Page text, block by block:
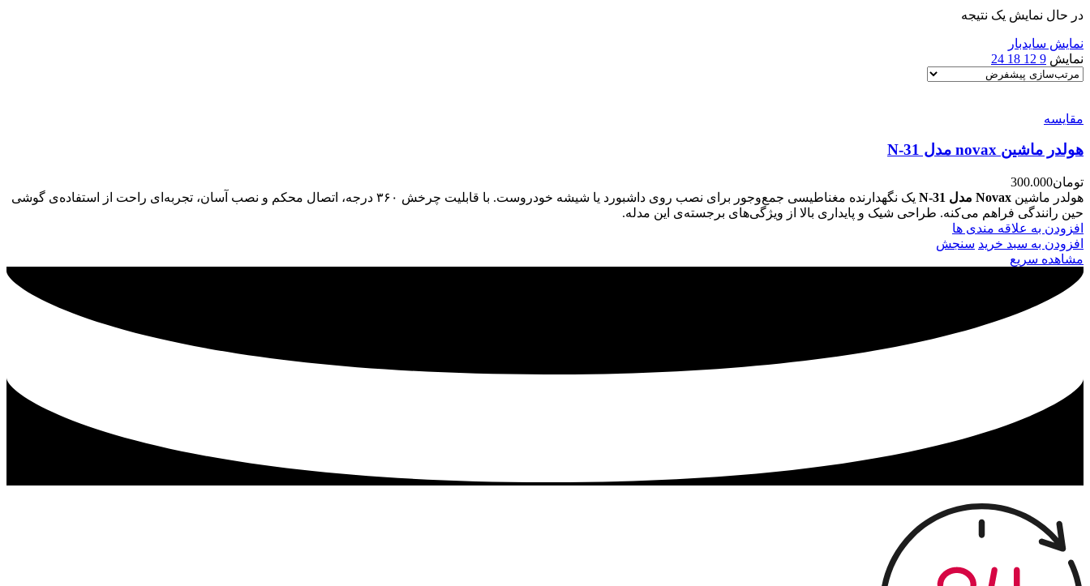
در حال نمایش یک نتیجه
نمایش سایدبار
نمایش 9
12
18
24
مقایسه
هولدر ماشین novax مدل N-31
تومان300.000
هولدر ماشین Novax مدل N-31
یک نگهدارنده مغناطیسی جمع‌وجور برای نصب روی داشبورد یا شیشه خودروست. با قابلیت چرخش ۳۶۰ درجه، اتصال محکم و نصب آسان، تجربه‌ای راحت از استفاده‌ی گوشی
حین رانندگی فراهم می‌کنه. طراحی شیک و پایداری بالا از ویژگی‌های برجسته‌ی این مدله.
افزودن به علاقه مندی ها
افزودن به سبد خرید سنجش
مشاهده سریع